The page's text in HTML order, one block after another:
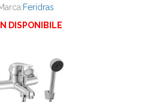
Feridras
DISPONIBILE